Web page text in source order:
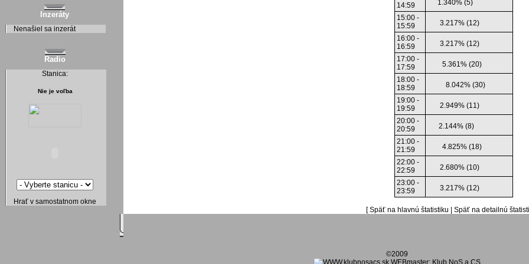
Inzeráty
Nenašiel sa inzerát
Radio
Stanica:
Nie je voľba
Hrať v samostatnom okne
14:59
1.340% (5)
15:00 -
15:59
3.217% (12)
16:00 -
16:59
3.217% (12)
17:00 -
17:59
5.361% (20)
18:00 -
18:59
8.042% (30)
19:00 -
19:59
2.949% (11)
20:00 -
20:59
2.144% (8)
21:00 -
21:59
4.825% (18)
22:00 -
22:59
2.680% (10)
23:00 -
23:59
3.217% (12)
[Späť na hlavnú štatistiku Späť na detailnú
©2009
WEBmaster: Klub NoS a CS